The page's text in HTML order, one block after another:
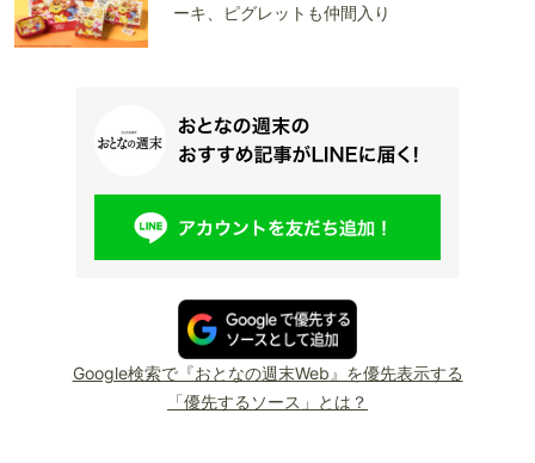
ーキ、ピグレットも仲間入り
Google検索で『おとなの週末Web』を優先表示する
「優先するソース」とは？